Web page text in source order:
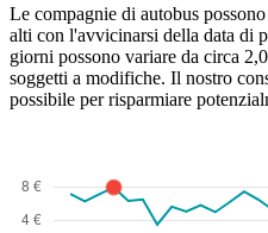
Le compagnie di autobus
alti con l'avvicinarsi della data di
giorni possono variare da circa
soggetti a modifiche. Il nostro
possibile per risparmiare